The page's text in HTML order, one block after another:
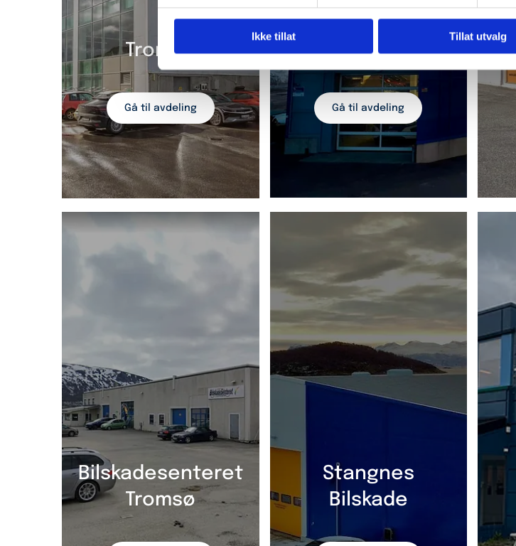
Ikke tillat Tillat utvalg
Tromsø
Gå til avdeling
Harstad
Gå til avdeling
Bilskadesenteret
Tromsø
Stangnes
Bilskade